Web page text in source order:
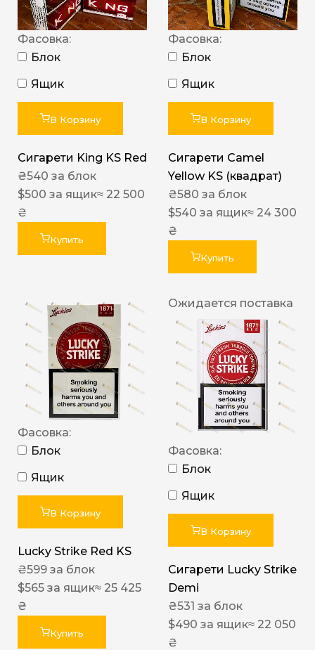
Фасовка:
Блок
Ящик
В Корзину
Сигарети King KS Red
₴540 за блок
$500 за ящик≈ 22 500
₴
Купить
Фасовка:
Блок
Ящик
В Корзину
Сигарети Camel
Yellow KS (квадрат)
₴580 за блок
$540 за ящик≈ 24 300
₴
Купить
Фасовка:
Блок
Ящик
В Корзину
Lucky Strike Red KS
₴599 за блок
$565 за ящик≈ 25 425
₴
Купить
Ожидается поставка
Фасовка:
Блок
Ящик
В Корзину
Сигарети Lucky Strike
Demi
₴531 за блок
$490 за ящик≈ 22 050
₴